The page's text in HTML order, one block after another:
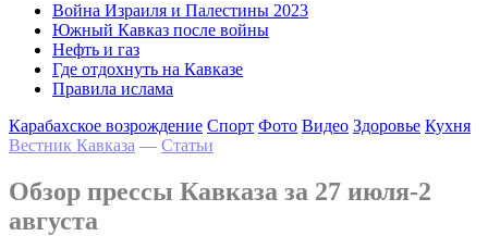
Война Израиля и Палестины 2023
Южный Кавказ после войны
Нефть и газ
Где отдохнуть на Кавказе
Правила ислама
Карабахское возрождение Спорт Фото Видео Здоровье Кухня
Вестник Кавказа — Статьи
Обзор прессы Кавказа за 27 июля-2
августа